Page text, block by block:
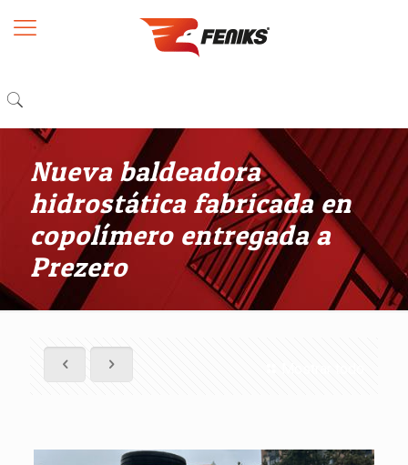
Nueva baldeadora
hidrostática fabricada en
copolímero entregada a
Prezero